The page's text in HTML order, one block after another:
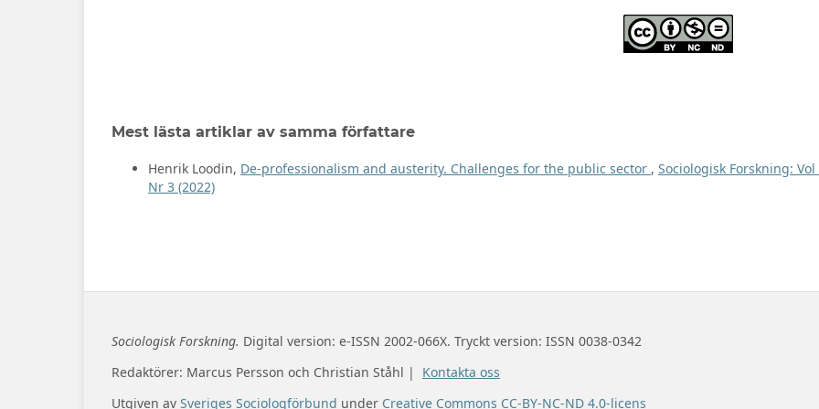
Mest lästa artiklar av samma författare
Henrik Loodin, De-professionalism and austerity. Challenges for the public sector , Sociologisk Forskning: Vol
Nr 3 (2022)
Sociologisk Forskning. Digital version: e-ISSN 2002-066X. Tryckt version: ISSN 0038-0342
Redaktörer: Marcus Persson och Christian Ståhl | Kontakta oss
Utgiven av Sveriges Sociologförbund under Creative Commons CC-BY-NC-ND 4.0-licens